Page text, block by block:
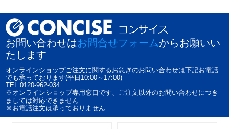
お問い合わせはお問合せフォームからお願いい
たします
オンラインショップご注文に関するお急ぎのお問い合わせは下記お電話
でも承っております(平日10:00～17:00)
TEL 0120-962-034
※オンラインショップ専用窓口です、ご注文以外のお問い合わせにつき
ましては対応できません
※お電話注文は承っておりません